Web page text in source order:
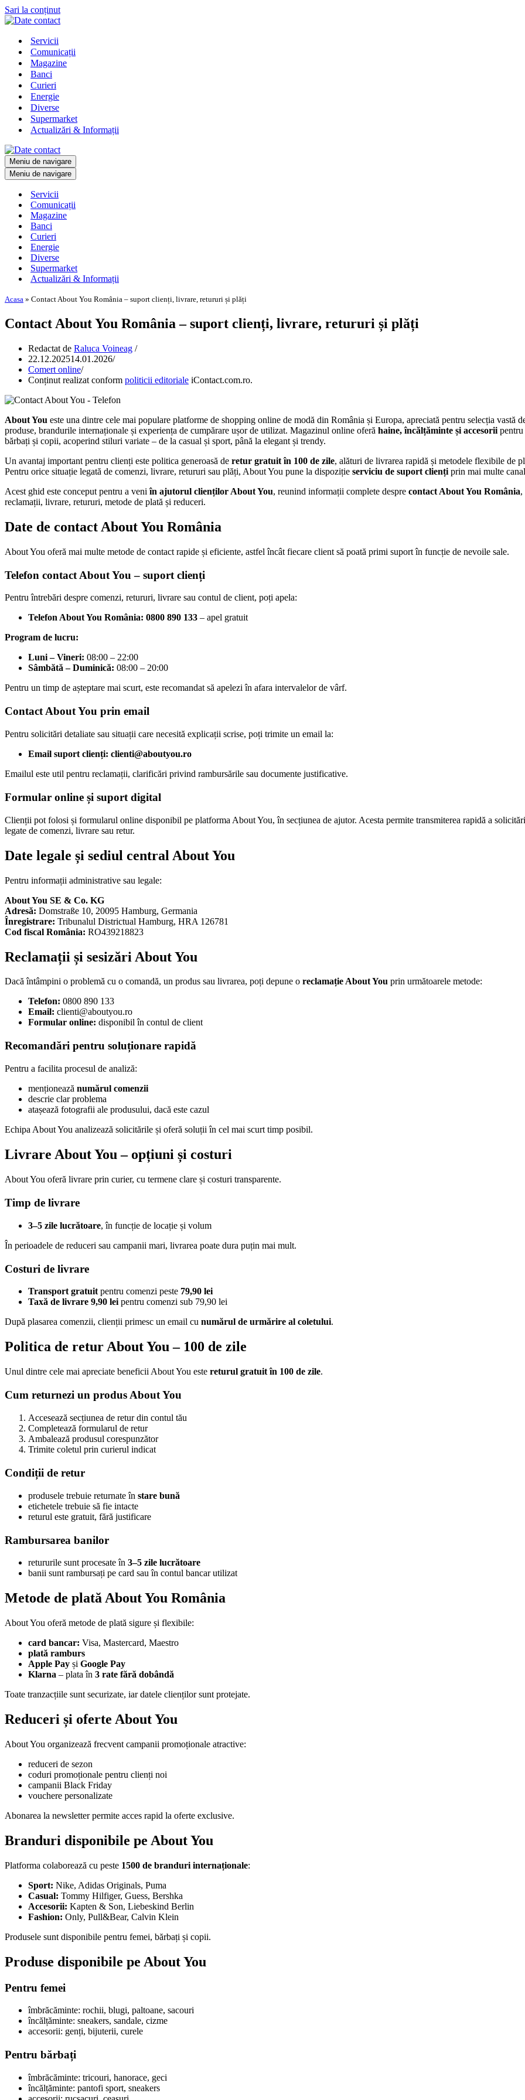
Sari la conținut
Servicii
Comunicații
Magazine
Banci
Curieri
Energie
Diverse
Supermarket
Actualizări & Informații
Meniu de navigare
Meniu de navigare
Servicii
Comunicații
Magazine
Banci
Curieri
Energie
Diverse
Supermarket
Actualizări & Informații
Acasa » Contact About You România – suport clienți, livrare, retururi și plăți
Contact About You România – suport clienți, livrare, retururi și plăți
Redactat de Raluca Voineag
22.12.202514.01.2026
Comert online
Conținut realizat conform politicii editoriale iContact.com.ro.
About You este una dintre cele mai populare platforme de shopping online de modă din România și Europa, apreciată pentru selecția vastă
produse, brandurile internaționale și experiența de cumpărare ușor de utilizat. Magazinul online oferă haine, încălțăminte și accesorii
bărbați și copii, acoperind stiluri variate – de la casual și sport, până la elegant și trendy.
Un avantaj important pentru clienți este politica generoasă de retur gratuit în 100 de zile, alături de livrarea rapidă și metodele flexibile de
Pentru orice situație legată de comenzi, livrare, retururi sau plăți, About You pune la dispoziție serviciu de suport clienți prin mai multe
Acest ghid este conceput pentru a veniîn ajutorul clienților About You, reunind informații complete despre contact About You România,
reclamații, livrare, retururi, metode de plată și reduceri.
Date de contact About You România
About You oferă mai multe metode de contact rapide și eficiente, astfel încât fiecare client să poată primi suport în funcție de nevoile sale.
Telefon contact About You – suport clienți
Pentru întrebări despre comenzi, retururi, livrare sau contul de client, poți apela:
Telefon About You România: 0800 890 133 – apel gratuit
Program de lucru:
Luni – Vineri: 08:00 – 22:00
Sâmbătă – Duminică: 08:00 – 20:00
Pentru un timp de așteptare mai scurt, este recomandat să apelezi în afara intervalelor de vârf.
Contact About You prin email
Pentru solicitări detaliate sau situații care necesită explicații scrise, poți trimite un email la:
Email suport clienți: clienti@aboutyou.ro
Emailul este util pentru reclamații, clarificări privind rambursările sau documente justificative.
Formular online și suport digital
Clienții pot folosi și formularul online disponibil pe platforma About You, în secțiunea de ajutor. Acesta permite transmiterea rapidă a
legate de comenzi, livrare sau retur.
Date legale și sediul central About You
Pentru informații administrative sau legale:
About You SE & Co. KG
Adresă: Domstraße 10, 20095 Hamburg, Germania
Înregistrare: Tribunalul Districtual Hamburg, HRA 126781
Cod fiscal România: RO439218823
Reclamații și sesizări About You
Dacă întâmpini o problemă cu o comandă, un produs sau livrarea, poți depune o reclamație About You prin următoarele metode:
Telefon: 0800 890 133
Email: clienti@aboutyou.ro
Formular online: disponibil în contul de client
Recomandări pentru soluționare rapidă
Pentru a facilita procesul de analiză:
menționează numărul comenzii
descrie clar problema
atașează fotografii ale produsului, dacă este cazul
Echipa About You analizează solicitările și oferă soluții în cel mai scurt timp posibil.
Livrare About You – opțiuni și costuri
About You oferă livrare prin curier, cu termene clare și costuri transparente.
Timp de livrare
3–5 zile lucrătoare, în funcție de locație și volum
În perioadele de reduceri sau campanii mari, livrarea poate dura puțin mai mult.
Costuri de livrare
Transport gratuit pentru comenzi peste 79,90 lei
Taxă de livrare 9,90 lei pentru comenzi sub 79,90 lei
După plasarea comenzii, clienții primesc un email cu numărul de urmărire al coletului.
Politica de retur About You – 100 de zile
Unul dintre cele mai apreciate beneficii About You este returul gratuit în 100 de zile.
Cum returnezi un produs About You
Accesează secțiunea de retur din contul tău
Completează formularul de retur
Ambalează produsul corespunzător
Trimite coletul prin curierul indicat
Condiții de retur
produsele trebuie returnate în stare bună
etichetele trebuie să fie intacte
returul este gratuit, fără justificare
Rambursarea banilor
retururile sunt procesate în 3–5 zile lucrătoare
banii sunt rambursați pe card sau în contul bancar utilizat
Metode de plată About You România
About You oferă metode de plată sigure și flexibile:
card bancar: Visa, Mastercard, Maestro
plată ramburs
Apple Pay și Google Pay
Klarna – plata în 3 rate fără dobândă
Toate tranzacțiile sunt securizate, iar datele clienților sunt protejate.
Reduceri și oferte About You
About You organizează frecvent campanii promoționale atractive:
reduceri de sezon
coduri promoționale pentru clienți noi
campanii Black Friday
vouchere personalizate
Abonarea la newsletter permite acces rapid la oferte exclusive.
Branduri disponibile pe About You
Platforma colaborează cu peste 1500 de branduri internaționale:
Sport: Nike, Adidas Originals, Puma
Casual: Tommy Hilfiger, Guess, Bershka
Accesorii: Kapten & Son, Liebeskind Berlin
Fashion: Only, Pull&Bear, Calvin Klein
Produsele sunt disponibile pentru femei, bărbați și copii.
Produse disponibile pe About You
Pentru femei
îmbrăcăminte: rochii, blugi, paltoane, sacouri
încălțăminte: sneakers, sandale, cizme
accesorii: genți, bijuterii, curele
Pentru bărbați
îmbrăcăminte: tricouri, hanorace, geci
încălțăminte: pantofi sport, sneakers